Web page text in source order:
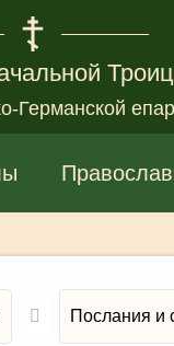
Германской
Послания и